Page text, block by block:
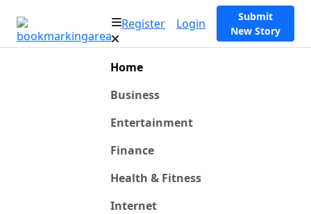
Register Login
Submit
New Story
Home
Business
Entertainment
Finance
Health & Fitness
Internet